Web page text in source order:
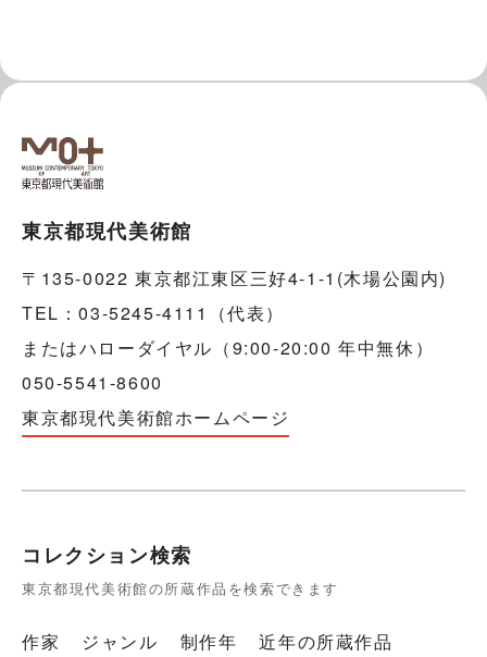
東京都現代美術館
〒135-0022 東京都江東区三好4-1-1(木場公園内)
TEL：03-5245-4111（代表）
またはハローダイヤル（9:00-20:00 年中無休）
050-5541-8600
東京都現代美術館ホームページ
コレクション検索
東京都現代美術館の所蔵作品を検索できます
作家 ジャンル 制作年
近年の所蔵作品